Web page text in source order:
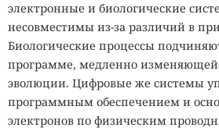
электронные и биологические
несовместимы из-за различий в
Биологические процессы
программе, медленно
эволюции. Цифровые же системы
программным обеспечением и
электронов по физическим